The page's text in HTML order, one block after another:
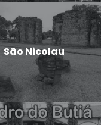
São Nicolau